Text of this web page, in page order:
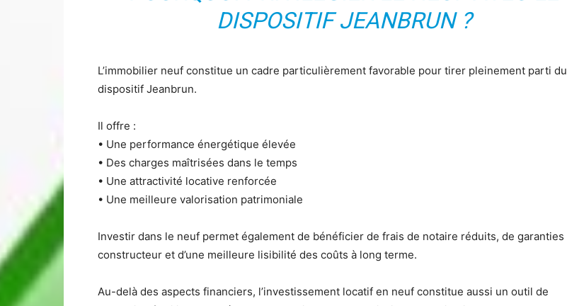
DISPOSITIF JEANBRUN ?
L’immobilier neuf constitue un cadre particulièrement favorable pour tirer pleinement parti du
dispositif Jeanbrun.
Il offre :
• Une performance énergétique élevée
• Des charges maîtrisées dans le temps
• Une attractivité locative renforcée
• Une meilleure valorisation patrimoniale
Investir dans le neuf permet également de bénéficier de frais de notaire réduits, de garanties
constructeur et d’une meilleure lisibilité des coûts à long terme.
Au-delà des aspects financiers, l’investissement locatif en neuf constitue aussi un outil de